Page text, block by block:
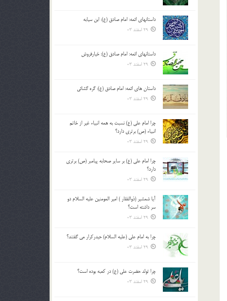
داستانهای ائمه: امام صادق (ع): ابن سیابه
29 اسفند 03
داستانهای ائمه: امام صادق (ع): خیارفروش
29 اسفند 03
داستان های ائمه: امام صادق (ع): گره گشائی
29 اسفند 03
چرا امام علی (ع) نسبت به همه انبیاء غیر از خاتم
انبیاء (ص) برتری دارد؟
29 اسفند 03
چرا امام علی (ع) بر سایر صحابه پیامبر (ص) برتری
دارد؟
29 اسفند 03
آیا شمشیر (ذوالفقار ) امیر المومنین علیه السلام دو
سر داشته است؟
29 اسفند 03
چرا به امام علی (علیه السلام) حیدرکرار می گفتند؟
29 اسفند 03
چرا تولد حضرت علی (ع) در کعبه بوده است؟
29 اسفند 03